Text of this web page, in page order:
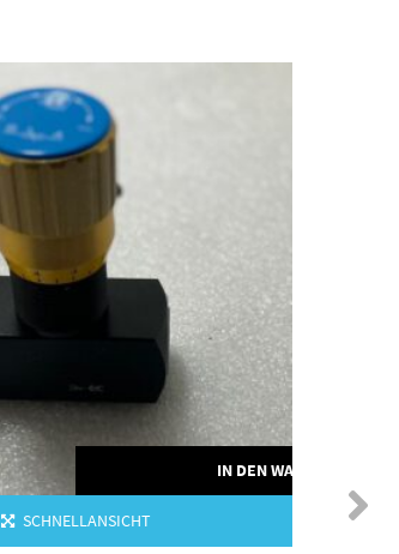
IN DEN WARENKORB
SCHNELLANSICHT